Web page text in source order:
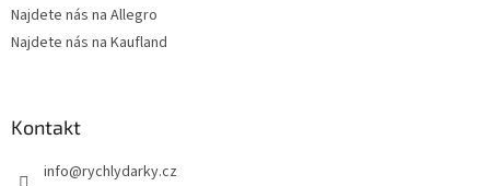
Najdete nás na Allegro
Najdete nás na Kaufland
Kontakt
info@rychlydarky.cz